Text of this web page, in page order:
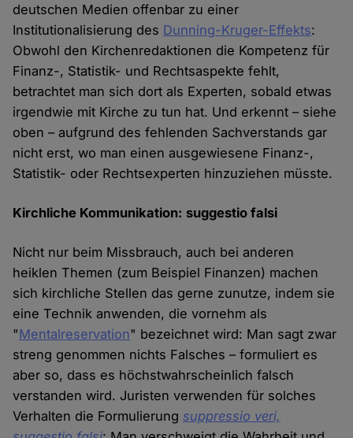
deutschen Medien offenbar zu einer
Institutionalisierung des Dunning-Kruger-Effekts:
Obwohl den Kirchenredaktionen die Kompetenz für
Finanz-, Statistik- und Rechtsaspekte fehlt,
betrachtet man sich dort als Experten, sobald etwas
irgendwie mit Kirche zu tun hat. Und erkennt – siehe
oben – aufgrund des fehlenden Sachverstands gar
nicht erst, wo man einen ausgewiesene Finanz-,
Statistik- oder Rechtsexperten hinzuziehen müsste.
Kirchliche Kommunikation: suggestio falsi
Nicht nur beim Missbrauch, auch bei anderen
heiklen Themen (zum Beispiel Finanzen) machen
sich kirchliche Stellen das gerne zunutze, indem sie
eine Technik anwenden, die vornehm als
"Mentalreservation" bezeichnet wird: Man sagt zwar
streng genommen nichts Falsches – formuliert es
aber so, dass es höchstwahrscheinlich falsch
verstanden wird. Juristen verwenden für solches
Verhalten die Formulierungsuppressio veri,